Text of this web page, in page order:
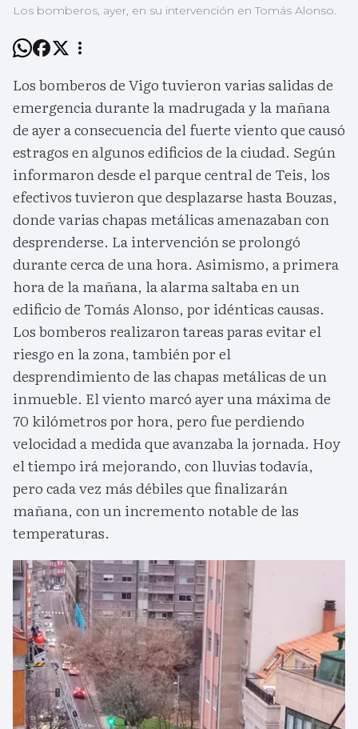
Los bomberos, ayer, en su intervención en Tomás Alonso.
Los bomberos de Vigo tuvieron varias salidas de
emergencia durante la madrugada y la mañana
de ayer a consecuencia del fuerte viento que causó
estragos en algunos edificios de la ciudad. Según
informaron desde el parque central de Teis, los
efectivos tuvieron que desplazarse hasta Bouzas,
donde varias chapas metálicas amenazaban con
desprenderse. La intervención se prolongó
durante cerca de una hora. Asimismo, a primera
hora de la mañana, la alarma saltaba en un
edificio de Tomás Alonso, por idénticas causas.
Los bomberos realizaron tareas paras evitar el
riesgo en la zona, también por el
desprendimiento de las chapas metálicas de un
inmueble. El viento marcó ayer una máxima de
70 kilómetros por hora, pero fue perdiendo
velocidad a medida que avanzaba la jornada. Hoy
el tiempo irá mejorando, con lluvias todavía,
pero cada vez más débiles que finalizarán
mañana, con un incremento notable de las
temperaturas.